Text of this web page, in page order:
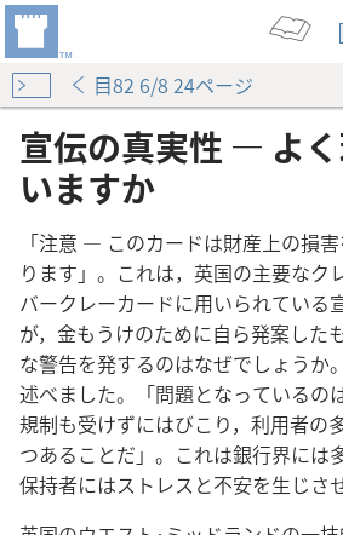
目82 6/8 24ページ
な”？
宣伝の真実性 ― よ
いますか
「注意 ― このカードは財産上の損
ります」。これは，英国の主要なク
バークレーカードに用いられている
が，金もうけのために自ら発案した
な警告を発するのはなぜでしょうか
述べました。「問題となっているの
規制も受けずにはびこり，利用者の
つあることだ」。これは銀行界には
保持者にはストレスと不安を生じさ